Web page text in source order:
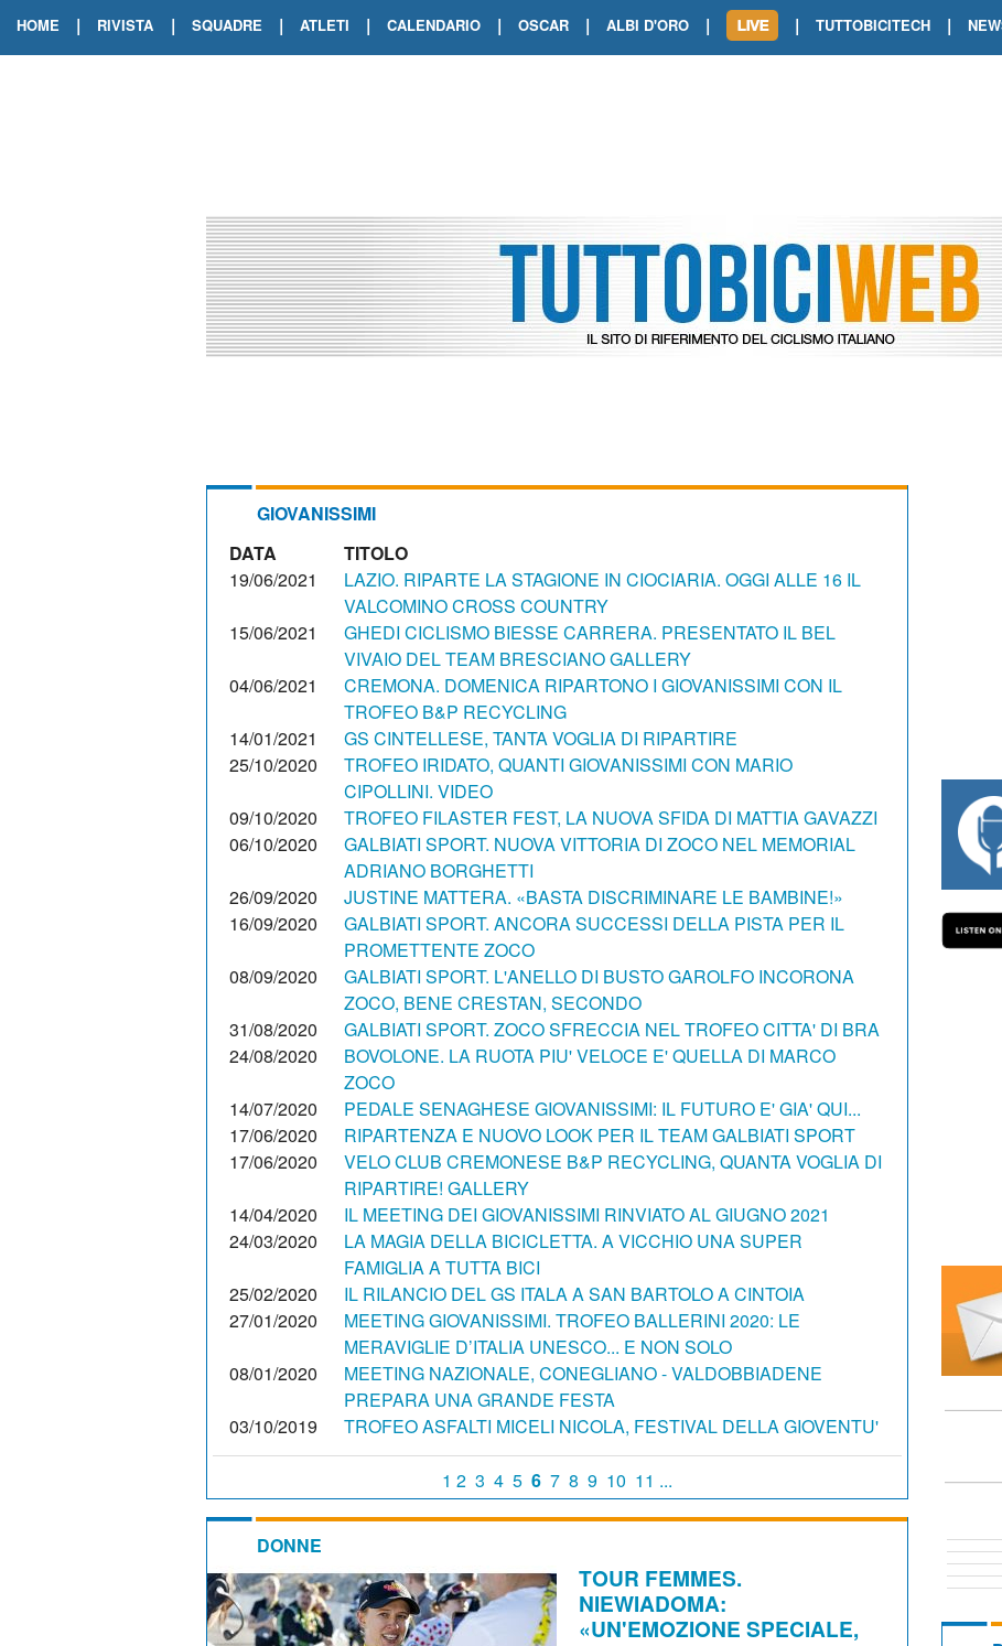
HOME | RIVISTA | SQUADRE | ATLETI | CALENDARIO | OSCAR | ALBI D'ORO |
TOUR DE FRANCE. ORCIERES-
TOUR DE FRANCE. A VOIRON
| TUTTOBICITECH |
GIOVANISSIMI
DATA
TITOLO
19/06/2021
LAZIO. RIPARTE LA STAGIONE IN CIOCIARIA. OGGI ALLE 16 IL
VALCOMINO CROSS COUNTRY
15/06/2021
GHEDI CICLISMO BIESSE CARRERA. PRESENTATO IL BEL
VIVAIO DEL TEAM BRESCIANO GALLERY
04/06/2021
CREMONA. DOMENICA RIPARTONO I GIOVANISSIMI CON IL
TROFEO B&P RECYCLING
14/01/2021
GS CINTELLESE, TANTA VOGLIA DI RIPARTIRE
25/10/2020
TROFEO IRIDATO, QUANTI GIOVANISSIMI CON MARIO
CIPOLLINI. VIDEO
09/10/2020
TROFEO FILASTER FEST, LA NUOVA SFIDA DI MATTIA GAVAZZI
06/10/2020
GALBIATI SPORT. NUOVA VITTORIA DI ZOCO NEL MEMORIAL
ADRIANO BORGHETTI
26/09/2020
JUSTINE MATTERA. «BASTA DISCRIMINARE LE BAMBINE!»
16/09/2020
GALBIATI SPORT. ANCORA SUCCESSI DELLA PISTA PER IL
PROMETTENTE ZOCO
08/09/2020
GALBIATI SPORT. L'ANELLO DI BUSTO GAROLFO INCORONA
ZOCO, BENE CRESTAN, SECONDO
31/08/2020
GALBIATI SPORT. ZOCO SFRECCIA NEL TROFEO CITTA' DI BRA
24/08/2020
BOVOLONE. LA RUOTA PIU' VELOCE E' QUELLA DI MARCO
ZOCO
14/07/2020
PEDALE SENAGHESE GIOVANISSIMI: IL FUTURO E' GIA' QUI...
17/06/2020
RIPARTENZA E NUOVO LOOK PER IL TEAM GALBIATI SPORT
17/06/2020
VELO CLUB CREMONESE B&P RECYCLING, QUANTA VOGLIA DI
RIPARTIRE! GALLERY
14/04/2020
IL MEETING DEI GIOVANISSIMI RINVIATO AL GIUGNO 2021
24/03/2020
LA MAGIA DELLA BICICLETTA. A VICCHIO UNA SUPER
FAMIGLIA A TUTTA BICI
25/02/2020
IL RILANCIO DEL GS ITALA A SAN BARTOLO A CINTOIA
27/01/2020
MEETING GIOVANISSIMI. TROFEO BALLERINI 2020: LE
MERAVIGLIE D’ITALIA UNESCO... E NON SOLO
08/01/2020
MEETING NAZIONALE, CONEGLIANO - VALDOBBIADENE
PREPARA UNA GRANDE FESTA
03/10/2019
TROFEO ASFALTI MICELI NICOLA, FESTIVAL DELLA GIOVENTU'
1 2 3 4 5 6 7 8 9 10 11 ...
DONNE
TOUR FEMMES.
NIEWIADOMA:
«UN'EMOZIONE SPECIALE,
#334 CHARLY WEGELIUS, MAURO